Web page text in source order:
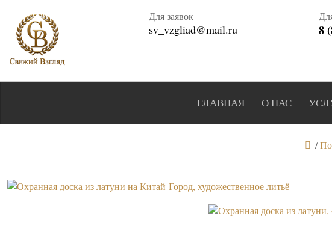
Для заявок
sv_vzgliad@mail.ru 8
ГЛАВНАЯ О НАС
/